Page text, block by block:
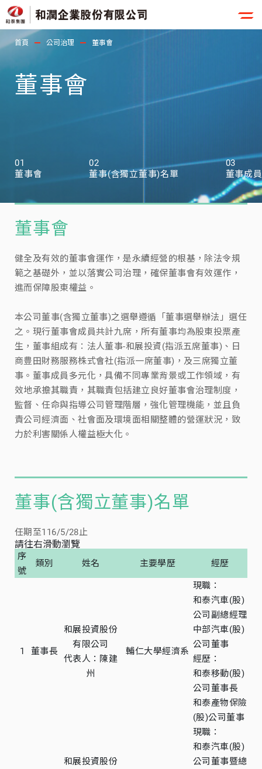
首頁 公司治理 董事會
董事會
03
董事成
02
董事(含獨立董事)名單
01
董事會
董事會
健全及有效的董事會運作，是永續經營的根基，除法令規
範之基礎外，並以落實公司治理，確保董事會有效運作，
進而保障股東權益。
本公司董事(含獨立董事)之選舉遵循「董事選舉辦法」選任
之。現行董事會成員共計九席，所有董事均為股東投票產
生，董事組成有：法人董事-和展投資(指派五席董事)、日
商豊田財務服務株式會社(指派一席董事)，及三席獨立董
事。董事成員多元化，具備不同專業背景或工作領域，有
效地承擔其職責，其職責包括建立良好董事會治理制度，
監督、任命與指導公司管理階層，強化管理機能，並且負
責公司經濟面、社會面及環境面相關整體的營運狀況，致
力於利害關係人權益極大化。
董事(含獨立董事)名單
任期至116/5/28止
請往右滑動瀏覽
序
號
類別 姓名 主要學歷 經歷
1 董事長
和展投資股份
有限公司
代表人：陳建
州
輔仁大學經濟系
現職：
和泰汽車(股)
公司副總經理
中部汽車(股)
公司董事
經歷：
和泰移動(股)
公司董事長
和泰產物保險
(股)公司董事
和展投資股份
現職：
和泰汽車(股)
公司董事暨總